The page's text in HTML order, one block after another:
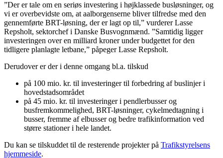
”Der er tale om en seriøs investering i højklassede busløsninger, og
vi er overbevidste om, at aalborgenserne bliver tilfredse med den
gennemførte BRT-løsning, der er lagt op til,” vurderer Lasse
Repsholt, sektorchef i Danske Busvognmænd. ”Samtidig ligger
investeringen over en milliard kroner under budgettet for den
tidligere planlagte letbane,” påpeger Lasse Repsholt.
Derudover er der i denne omgang bl.a. tilskud
på 100 mio. kr. til investeringer til forbedring af buslinjer i
hovedstadsområdet
på 45 mio. kr. til investeringer i pendlerbusser og
busfremkommelighed, BRT-løsninger, cykelmedtagning i
busser, fremme af elbusser og bedre trafikinformation ved
større stationer i hele landet.
Du kan se tilskuddet til de resterende projekter på Trafikstyrelsens
hjemmeside.